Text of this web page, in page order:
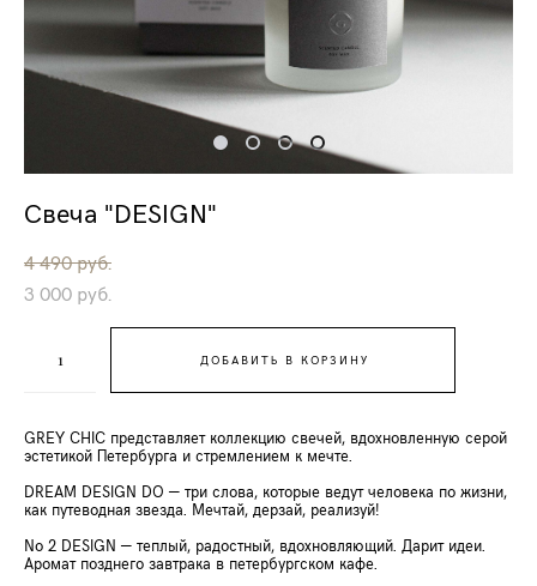
Свеча "DESIGN"
4 490 pуб.
3 000 pуб.
ДОБАВИТЬ В КОРЗИНУ
GREY CHIC представляет коллекцию свечей, вдохновленную серой
эстетикой Петербурга и стремлением к мечте.
DREAM DESIGN DO — три слова, которые ведут человека по жизни,
как путеводная звезда. Мечтай, дерзай, реализуй!
No 2 DESIGN — теплый, радостный, вдохновляющий. Дарит идеи.
Аромат позднего завтрака в петербургском кафе.